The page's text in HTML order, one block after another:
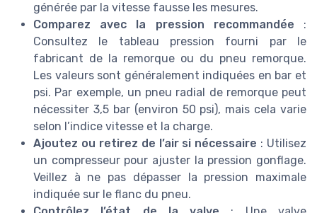
générée par la vitesse fausse les mesures.
Comparez avec la pression recommandée :
Consultez le tableau pression fourni par le
fabricant de la remorque ou du pneu remorque.
Les valeurs sont généralement indiquées en bar et
psi. Par exemple, un pneu radial de remorque peut
nécessiter 3,5 bar (environ 50 psi), mais cela varie
selon l’indice vitesse et la charge.
Ajoutez ou retirez de l’air si nécessaire : Utilisez
un compresseur pour ajuster la pression gonflage.
Veillez à ne pas dépasser la pression maximale
indiquée sur le flanc du pneu.